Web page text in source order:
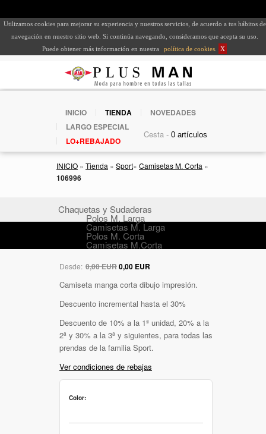
Utilizamos cookies para mejorar su experiencia y nuestros servicios, de acuerdo a tus hábitos de
navegación en nuestro sitio web. Si continúa navegando, consideramos que acepta su uso.
Puede obtener más información en nuestra
política de cookies X
INICIO TIENDA
NOVEDADES
LARGO ESPECIAL
LO+REBAJADO
Cesta -
INICIO » Tienda » Sport» Camisetas M. Corta »
106996
Chaquetas y Sudaderas
Polos M. Larga
Camisetas M. Larga
Polos M. Corta
Camisetas M.Corta
Desde: 0,00 EUR0,00 EUR
Camiseta manga corta dibujo impresión.
Descuento incremental hasta el 30%
Descuento de 10% a la 1ª unidad, 20% a la
2ª y 30% a la 3ª y siguientes, para todas las
prendas de la familia Sport.
Ver condiciones de rebajas
Color: